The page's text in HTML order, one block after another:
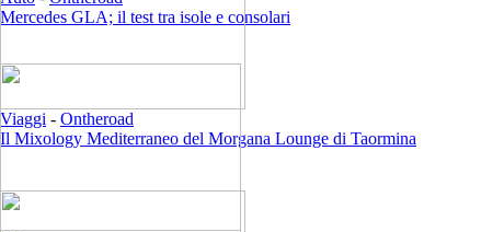
Mercedes GLA; il test tra isole e consolari
Viaggi - Ontheroad
Il Mixology Mediterraneo del Morgana Lounge di Taormina